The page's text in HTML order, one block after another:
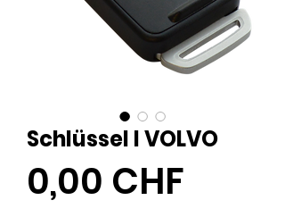
Schlüssel I VOLVO
0,00 CHF